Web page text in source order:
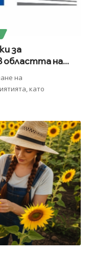
за
областта на...
на
като